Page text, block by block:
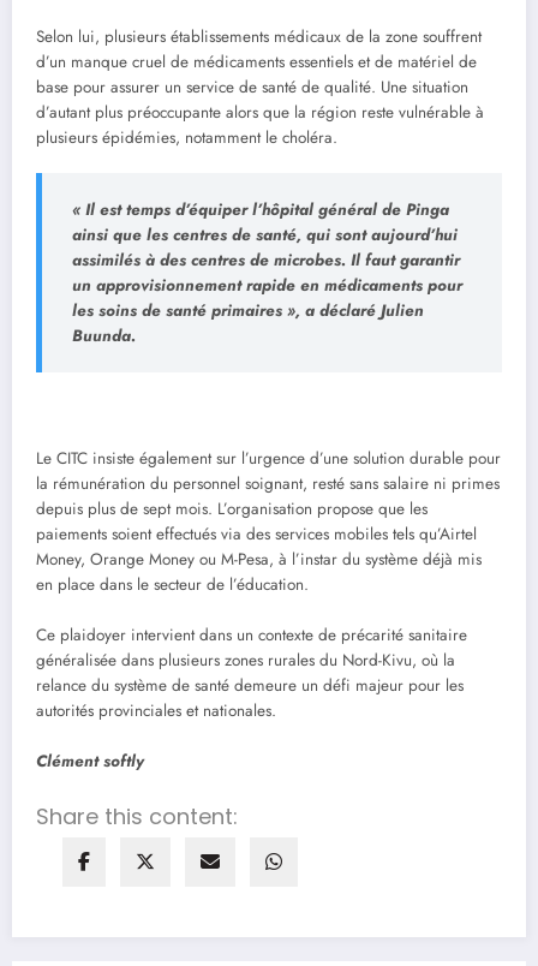
Selon lui, plusieurs établissements médicaux de la zone souffrent
d’un manque cruel de médicaments essentiels et de matériel de
base pour assurer un service de santé de qualité. Une situation
d’autant plus préoccupante alors que la région reste vulnérable à
plusieurs épidémies, notamment le choléra.
« Il est temps d’équiper l’hôpital général de Pinga
ainsi que les centres de santé, qui sont aujourd’hui
assimilés à des centres de microbes. Il faut garantir
un approvisionnement rapide en médicaments pour
les soins de santé primaires », a déclaré Julien
Buunda.
Le CITC insiste également sur l’urgence d’une solution durable pour
la rémunération du personnel soignant, resté sans salaire ni primes
depuis plus de sept mois. L’organisation propose que les
paiements soient effectués via des services mobiles tels qu’Airtel
Money, Orange Money ou M-Pesa, à l’instar du système déjà mis
en place dans le secteur de l’éducation.
Ce plaidoyer intervient dans un contexte de précarité sanitaire
généralisée dans plusieurs zones rurales du Nord-Kivu, où la
relance du système de santé demeure un défi majeur pour les
autorités provinciales et nationales.
Clément softly
Share this content: